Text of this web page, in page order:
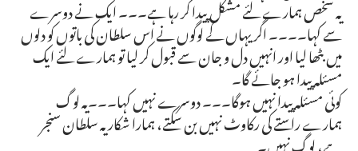
یہ شخص ہمارے لئے مشکل پیدا کر رہا ہے۔۔۔ ایک نے دوسرے
سے کہا۔۔۔۔ اگر یہاں کے لوگوں نے اس سلطان کی باتوں کو دلوں
میں بٹھا لیا اور انہیں دل و جان سے قبول کر لیا تو ہمارے لئے ایک
مسئلہ پیدا ہو جائے گا۔
کوئی مسئلہ پیدا نہیں ہوگا۔۔۔ دوسرے نہیں کہا۔۔۔یہ لوگ
ہمارے راستے کی رکاوٹ نہیں بن سکتے، ہمارا شکار یہ سلطان سنجر
ہے، لوگ نہیں۔